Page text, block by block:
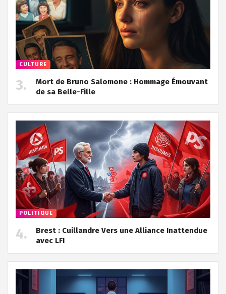
CULTURE
Mort de Bruno Salomone : Hommage Émouvant
de sa Belle-Fille
POLITIQUE
Brest : Cuillandre Vers une Alliance Inattendue
avec LFI